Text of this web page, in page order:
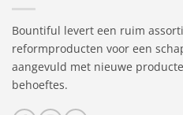
Bountiful levert een ruim
reformproducten voor een
aangevuld met nieuwe
behoeftes.